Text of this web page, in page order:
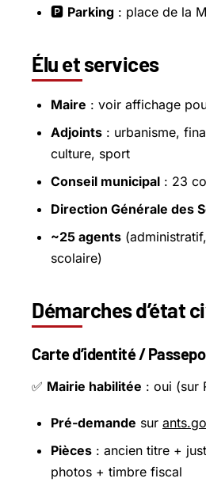
🅿️ Parking : place de la
Élu et services
Maire : voir affichage
Adjoints : urbanisme,
culture, sport
Conseil municipal : 23
Direction Générale des
~25 agents
scolaire)
Démarches d’état
Carte d’identité /
✅ Mairie habilitée : oui (sur
Pré-demande sur
Pièces : ancien titre +
photos + timbre fiscal